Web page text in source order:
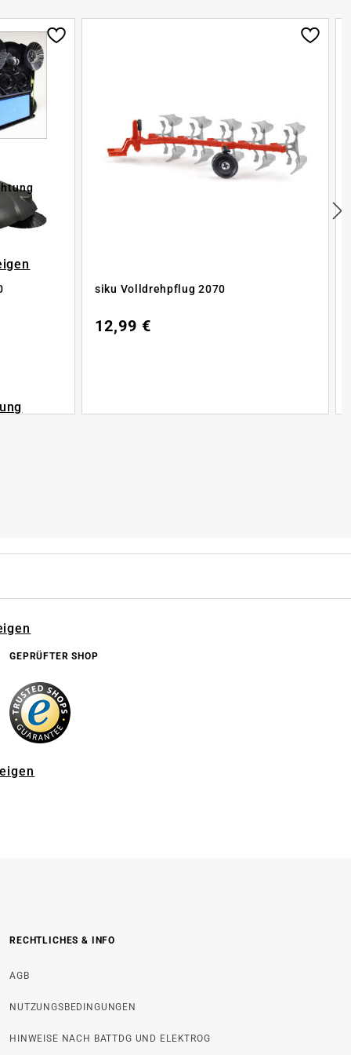
siku Volldrehpflug 2070
12,99 €
GEPRÜFTER SHOP
RECHTLICHES & INFO
AGB
NUTZUNGSBEDINGUNGEN
HINWEISE NACH BATTDG UND ELEKTROG